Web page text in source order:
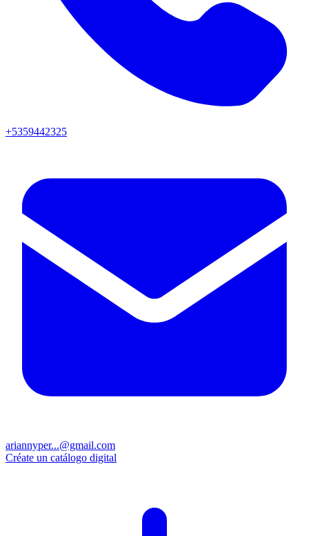
+5359442325
ariannyper...@gmail.com
Créate un catálogo digital